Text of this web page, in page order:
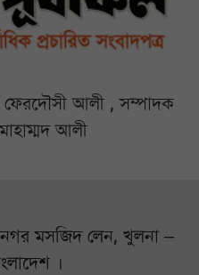
ফেরদৌসী আলী , সম্পাদক
আলী
মসজিদ লেন, খুলনা –
।